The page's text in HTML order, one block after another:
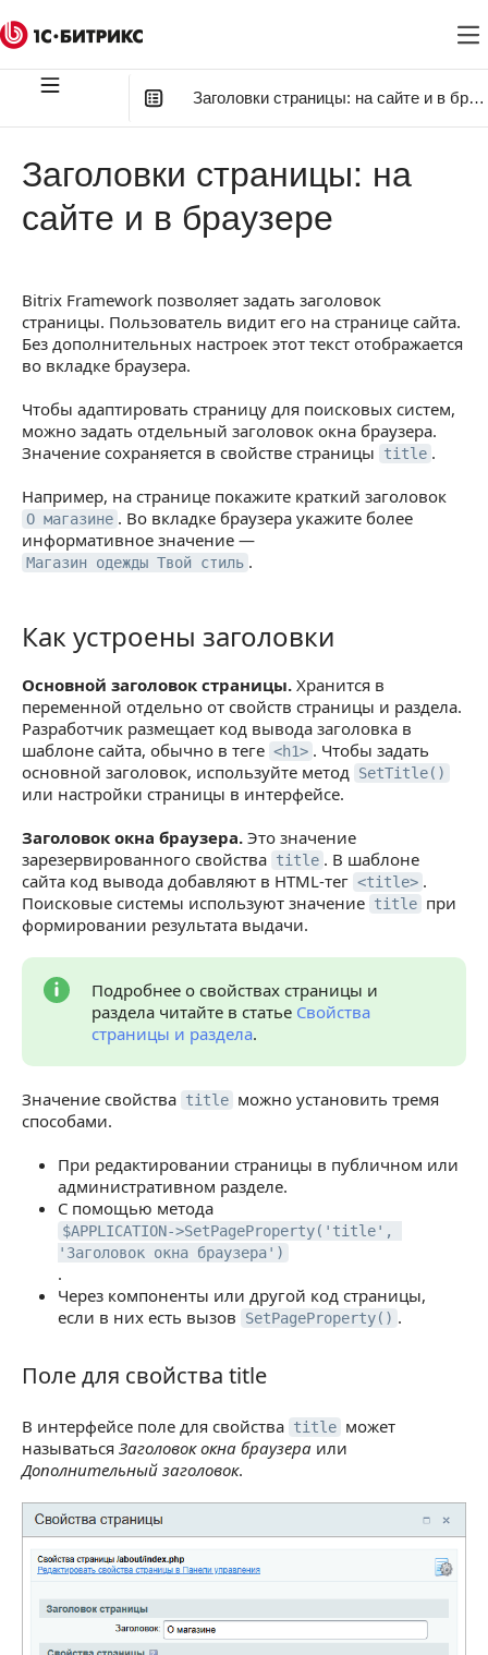
Заголовки страницы: на сайте и в
Как устроены заголовки
Поле для свойства title
Задать основной заголовок страницы
Указать заголовок через публичный интерфейс
интерфейс
Установить заголовок через API
Задать отдельный заголовок для окна браузера
Заполнить свойство через публичный интерфейс
Заполнить свойство через административный
Установить через API
Получить основной заголовок через API
Вывести заголовки в шаблоне сайта
Основной заголовок в теге H1
Заголовок окна браузера в теге title
Учесть приоритет заголовков
Заголовки страницы: на
сайте и в браузере
Bitrix Framework позволяет задать заголовок
страницы. Пользователь видит его на странице сайта.
Без дополнительных настроек этот текст отображается
во вкладке браузера.
Чтобы адаптировать страницу для поисковых систем,
можно задать отдельный заголовок окна браузера.
Значение сохраняется в свойстве страницы
title .
Например, на странице покажите краткий заголовок
О магазине . Во вкладке браузера укажите более
информативное значение —
Магазин одежды Твой стиль .
Как устроены заголовки
Как устроены заголовки
Основной заголовок страницы. Хранится в
переменной отдельно от свойств страницы и раздела.
Разработчик размещает код вывода заголовка в
шаблоне сайта, обычно в теге <h1> . Чтобы задать
основной заголовок, используйте метод SetTitle()
или настройки страницы в интерфейсе.
Заголовок окна браузера. Это значение
зарезервированного свойства title . В шаблоне
сайта код вывода добавляют в HTML-тег <title> .
Поисковые системы используют значение title при
формировании результата выдачи.
Подробнее о свойствах страницы и
раздела читайте в статье Свойства
страницы и раздела.
Значение свойства title можно установить тремя
способами.
При редактировании страницы в публичном или
административном разделе.
С помощью метода
$APPLICATION->SetPageProperty('title',
'Заголовок окна браузера')
.
Через компоненты или другой код страницы,
если в них есть вызов
SetPageProperty() .
Поле для свойства title
Поле для свойства title
В интерфейсе поле для свойства title может
называться Заголовок окна браузера или
Дополнительный заголовок.